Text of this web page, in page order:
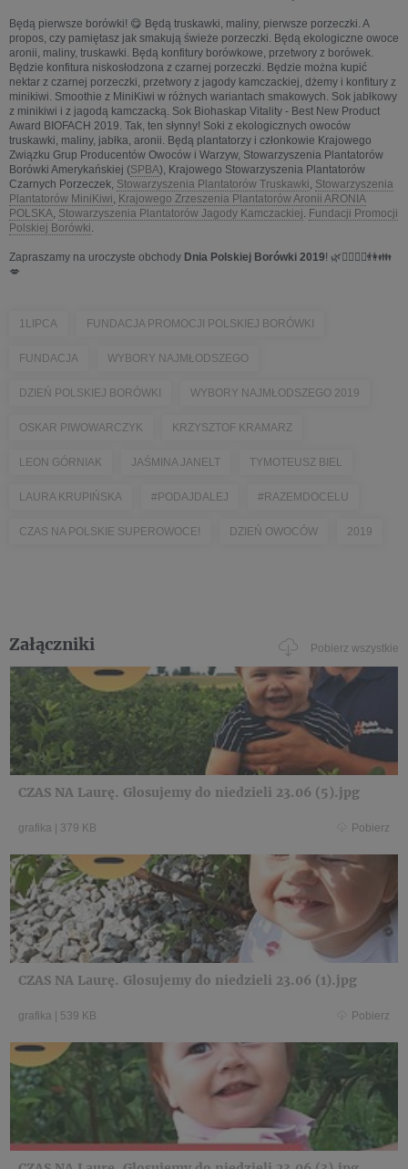
Będą pierwsze borówki! 😋 Będą truskawki, maliny, pierwsze porzeczki. A
propos, czy pamiętasz jak smakują świeże porzeczki. Będą ekologiczne owoce
aronii, maliny, truskawki. Będą konfitury borówkowe, przetwory z borówek.
Będzie konfitura niskosłodzona z czarnej porzeczki. Będzie można kupić
nektar z czarnej porzeczki, przetwory z jagody kamczackiej, dżemy i konfitury z
minikiwi. Smoothie z MiniKiwi w różnych wariantach smakowych. Sok jabłkowy
z minikiwi i z jagodą kamczacką. Sok Biohaskap Vitality - Best New Product
Award BIOFACH 2019. Tak, ten słynny! Soki z ekologicznych owoców
truskawki, maliny, jabłka, aronii. Będą plantatorzy i członkowie Krajowego
Związku Grup Producentów Owoców i Warzyw, Stowarzyszenia Plantatorów
Borówki Amerykańskiej (SPBA), Krajowego Stowarzyszenia Plantatorów
Czarnych Porzeczek, Stowarzyszenia Plantatorów Truskawki, Stowarzyszenia
Plantatorów MiniKiwi, Krajowego Zrzeszenia Plantatorów Aronii ARONIA
POLSKA, Stowarzyszenia Plantatorów Jagody Kamczackiej. Fundacji Promocji
Polskiej Borówki.
Zapraszamy na uroczyste obchody Dnia Polskiej Borówki 2019! 🌿💁‍♀️💁‍♂️👫👪
💋
1LIPCA FUNDACJA PROMOCJI POLSKIEJ BORÓWKI
FUNDACJA WYBORY NAJMŁODSZEGO
DZIEŃ POLSKIEJ BORÓWKI WYBORY NAJMŁODSZEGO 2019
OSKAR PIWOWARCZYK KRZYSZTOF KRAMARZ
LEON GÓRNIAK JAŚMINA JANELT TYMOTEUSZ BIEL
LAURA KRUPIŃSKA #PODAJDALEJ #RAZEMDOCELU
CZAS NA POLSKIE SUPEROWOCE! DZIEŃ OWOCÓW 2019
Załączniki Pobierz wszystkie
CZAS NA Laurę. Glosujemy do niedzieli 23.06 (5).jpg
grafika 379 KB Pobierz
CZAS NA Laurę. Glosujemy do niedzieli 23.06 (1).jpg
grafika 539 KB Pobierz